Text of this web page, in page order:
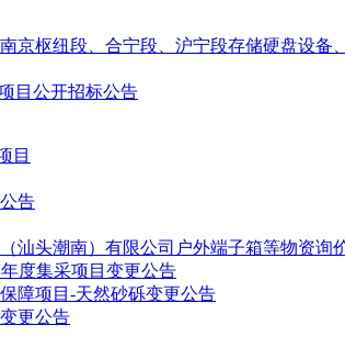
京枢纽段、合宁段、沪宁段存储硬盘设备
目公开招标公告
目
告
头潮南）有限公司户外端子箱等物资询
度集采项目变更公告
障项目-天然砂砾变更公告
更公告